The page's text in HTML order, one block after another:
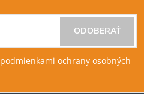
podmienkami ochrany osobných
ODOBERAŤ